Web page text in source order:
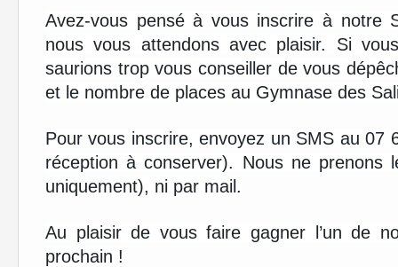
Avez-vous pensé à vous inscrire à notre
nous vous attendons avec plaisir. Si
saurions trop vous conseiller de vous
et le nombre de places au Gymnase des
Pour vous inscrire, envoyez un SMS au 07
réception à conserver). Nous ne prenons
uniquement), ni par mail.
Au plaisir de vous faire gagner l’un de
prochain !